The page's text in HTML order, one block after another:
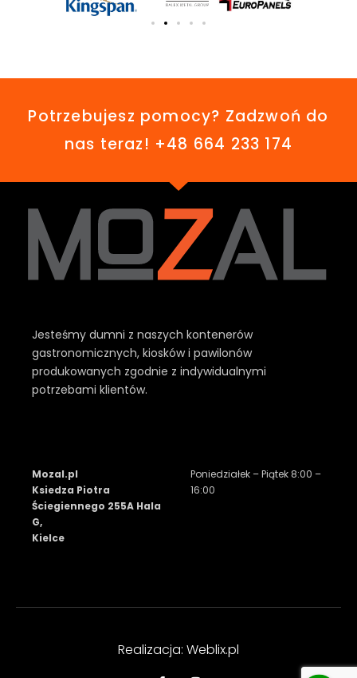
Potrzebujesz pomocy? Zadzwoń do
nas teraz! +48 664 233 174
Jesteśmy dumni z naszych kontenerów
gastronomicznych, kiosków i pawilonów
produkowanych zgodnie z indywidualnymi
potrzebami klientów.
Mozal.pl
Ksiedza Piotra
Ściegiennego 255A Hala
G,
Kielce
Poniedziałek – Piątek 8:00 –
16:00
Realizacja: Weblix.pl